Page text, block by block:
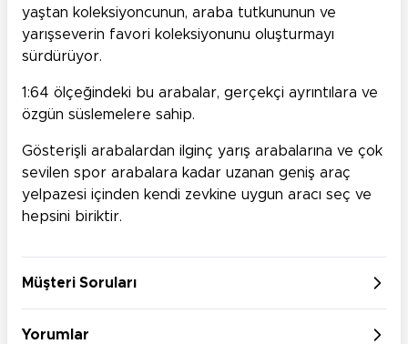
yaştan koleksiyoncunun, araba tutkununun ve
yarışseverin favori koleksiyonunu oluşturmayı
sürdürüyor.
1:64 ölçeğindeki bu arabalar, gerçekçi ayrıntılara ve
özgün süslemelere sahip.
Gösterişli arabalardan ilginç yarış arabalarına ve çok
sevilen spor arabalara kadar uzanan geniş araç
yelpazesi içinden kendi zevkine uygun aracı seç ve
hepsini biriktir.
Müşteri Soruları
Yorumlar